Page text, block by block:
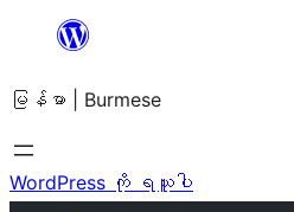
အကြောင်းအရာ
ကျော်သွား
ရန်
မြန်မာ | Burmese
WordPress ကို ရယူပါ